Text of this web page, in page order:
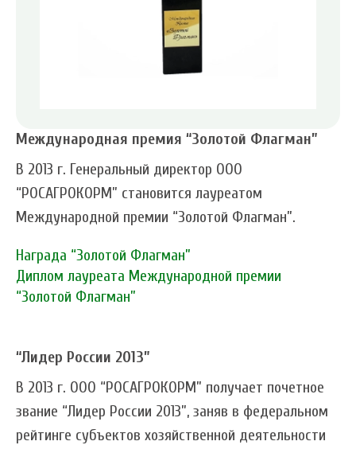
Международная премия “Золотой Флагман”
В 2013 г. Генеральный директор ООО
“РОСАГРОКОРМ” становится лауреатом
Международной премии “Золотой Флагман”.
Награда “Золотой Флагман”
Диплом лауреата Международной премии
“Золотой Флагман”
“Лидер России 2013”
В 2013 г. ООО “РОСАГРОКОРМ” получает почетное
звание “Лидер России 2013”, заняв в федеральном
рейтинге субъектов хозяйственной деятельности